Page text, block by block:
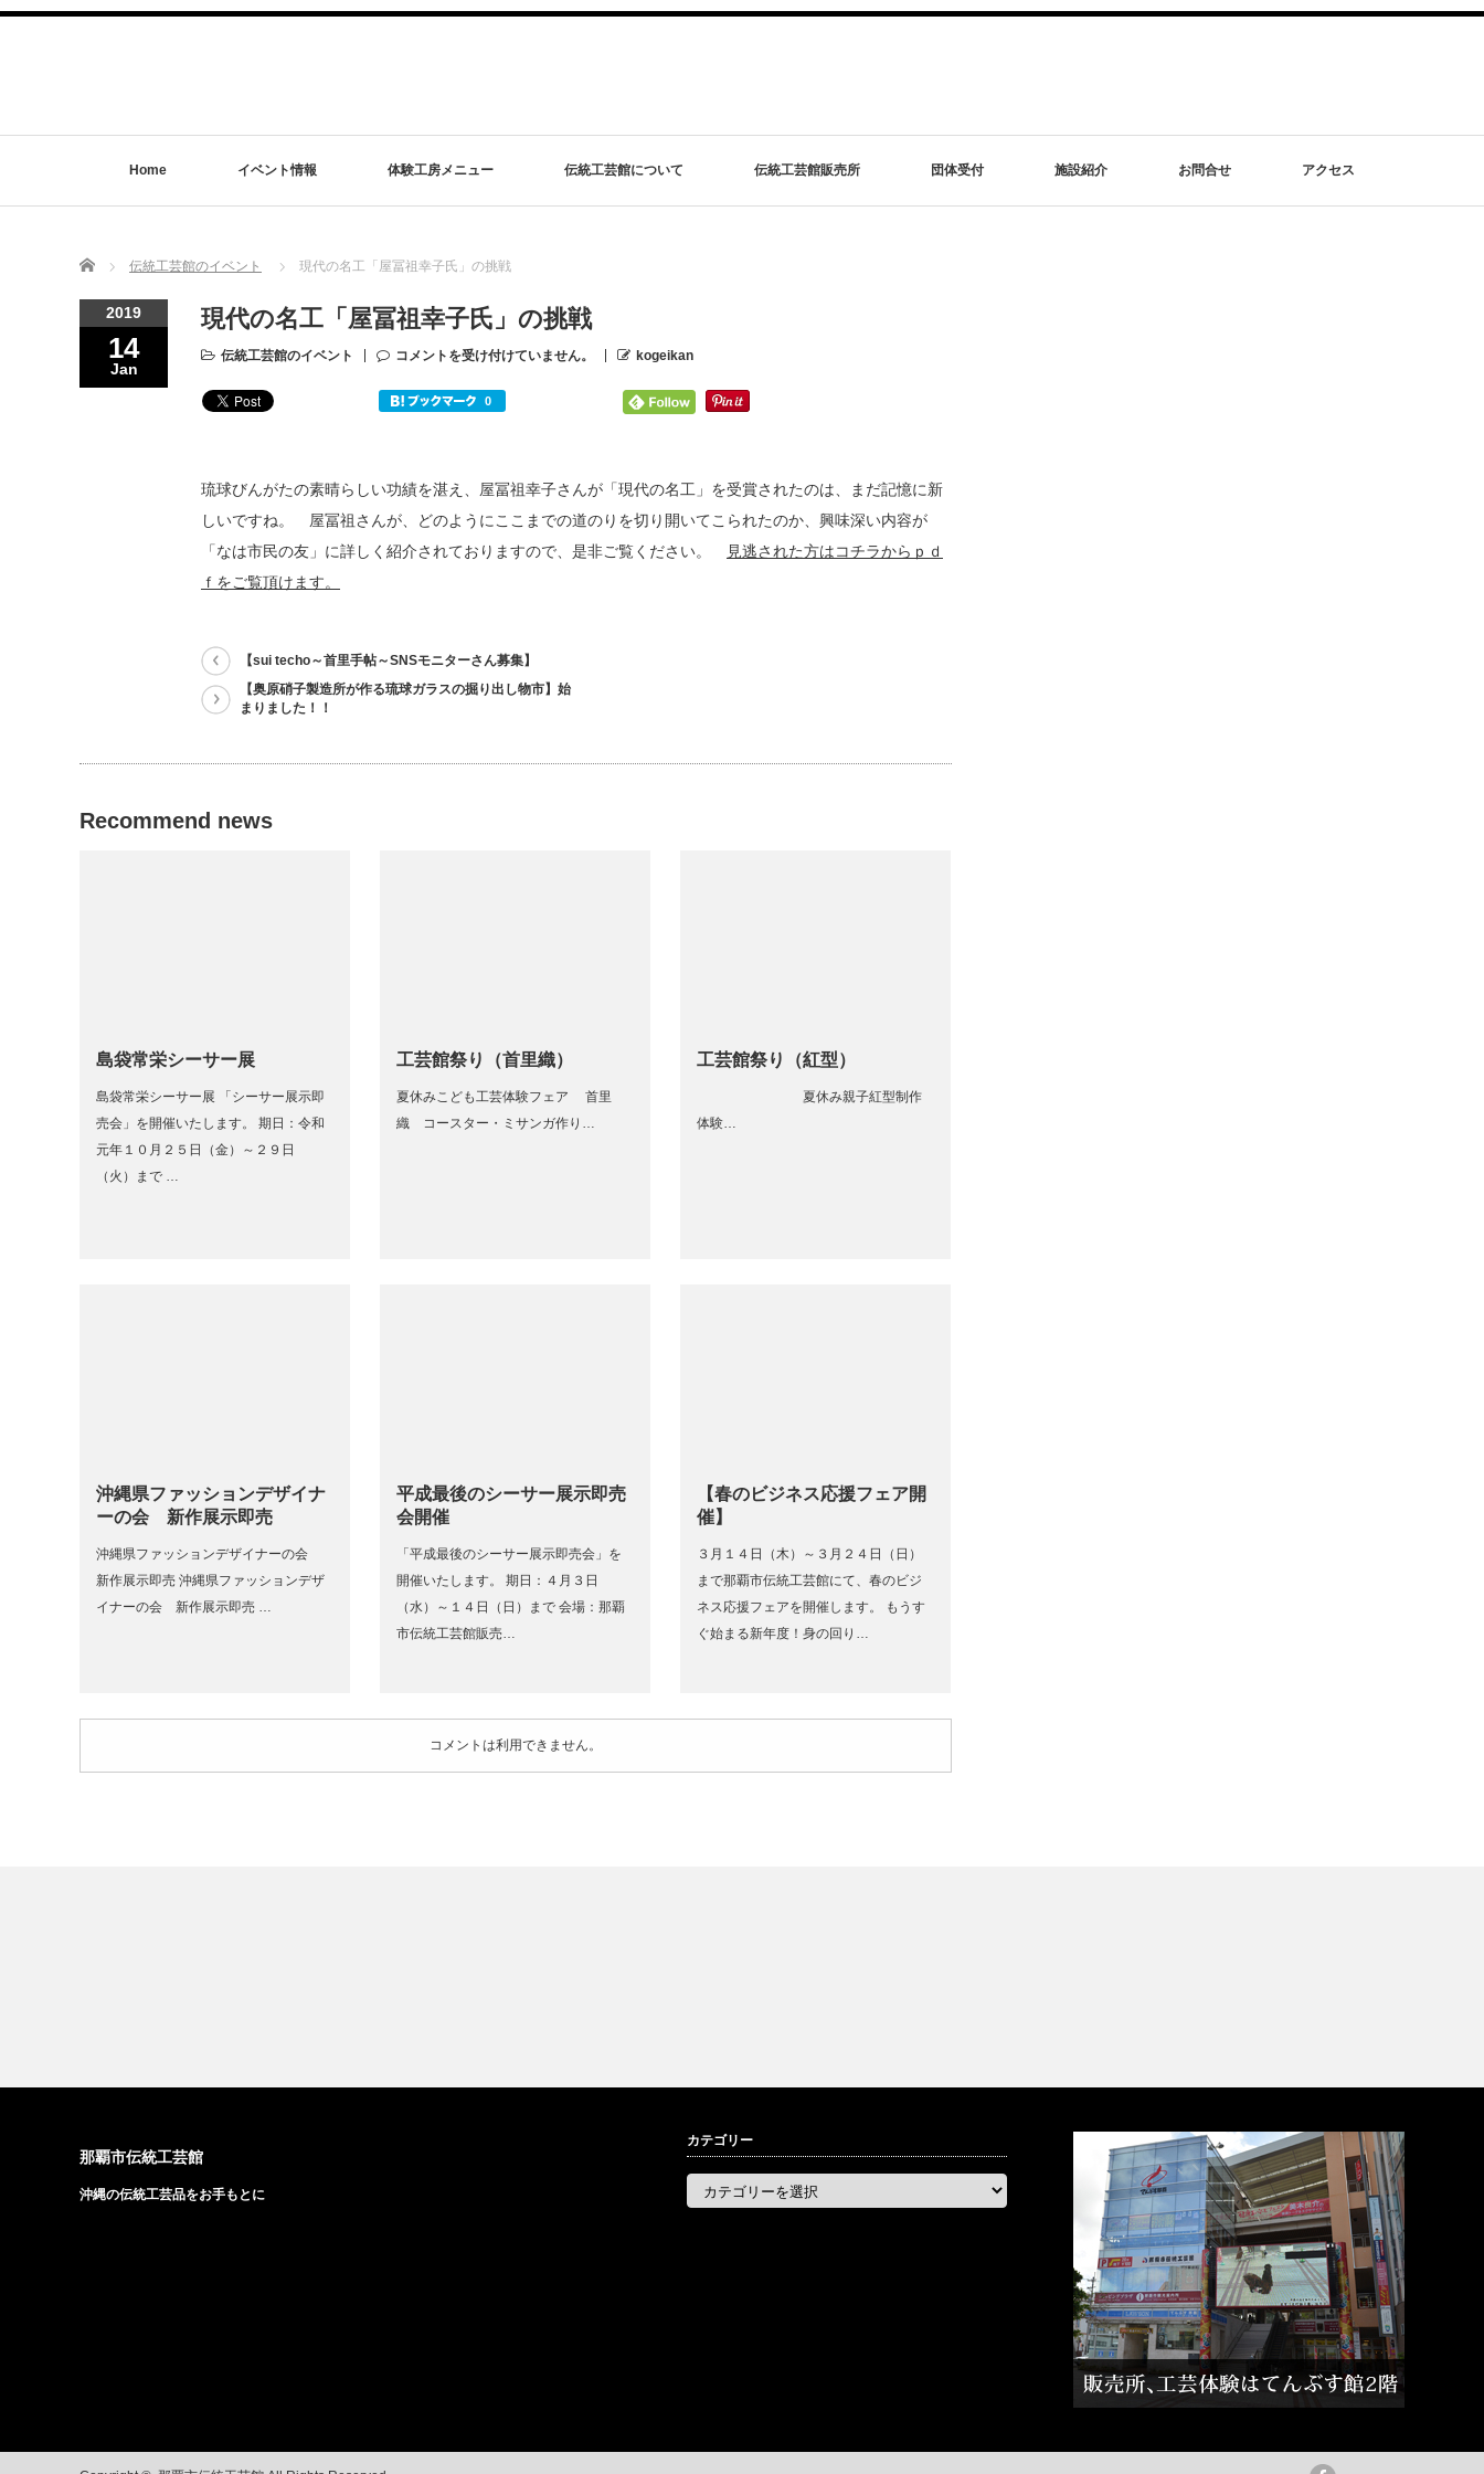
Home イベント情報 体験工房メニュー 伝統工芸館について 伝統工芸館販売所 団体受付 施設紹介 お問合せ アクセス
Home 伝統工芸館のイベント 現代の名工「屋冨祖幸子氏」の挑戦
2019
14
Jan
現代の名工「屋冨祖幸子氏」の挑戦
伝統工芸館のイベント コメントを受け付けていません。 kogeikan
琉球びんがたの素晴らしい功績を湛え、屋冨祖幸子さんが「現代の名工」を受賞されたのは、まだ記憶に新
しいですね。 屋冨祖さんが、どのようにここまでの道のりを切り開いてこられたのか、興味深い内容が
「なは市民の友」に詳しく紹介されておりますので、是非ご覧ください。
見逃された方はコチラからｐｄ
ｆをご覧頂けます。
【sui techo～首里手帖～SNSモニターさん募集】
【奥原硝子製造所が作る琉球ガラスの掘り出し物市】始
まりました！！
Recommend news
島袋常栄シーサー展
島袋常栄シーサー展 「シーサー展示即
売会」を開催いたします。 期日：令和
元年１０月２５日（金）～２９日
（火）まで …
工芸館祭り（首里織）
夏休みこども工芸体験フェア 首里
織 コースター・ミサンガ作り…
工芸館祭り（紅型）
夏休み親子紅型制作
体験…
沖縄県ファッションデザイナ
ーの会 新作展示即売
沖縄県ファッションデザイナーの会
新作展示即売 沖縄県ファッションデザ
イナーの会 新作展示即売 …
平成最後のシーサー展示即売
会開催
「平成最後のシーサー展示即売会」を
開催いたします。 期日：４月３日
（水）～１４日（日）まで 会場：那覇
市伝統工芸館販売…
【春のビジネス応援フェア開
催】
３月１４日（木）～３月２４日（日）
まで那覇市伝統工芸館にて、春のビジ
ネス応援フェアを開催します。 もうす
ぐ始まる新年度！身の回り…
コメントは利用できません。
那覇市伝統工芸館
沖縄の伝統工芸品をお手もとに
カテゴリー